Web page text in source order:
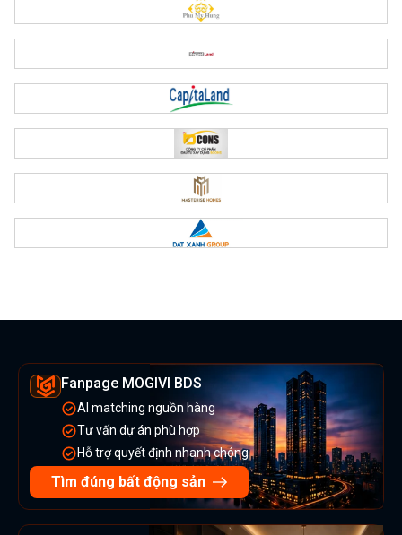
Fanpage MOGIVI BDS
AI matching nguồn hàng
Tư vấn dự án phù hợp
Hỗ trợ quyết định nhanh chóng
Tìm đúng bất động sản